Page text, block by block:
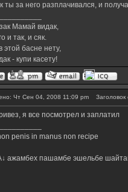
ты за него разплачивался, и
Мамай видак,
и так, и сяк.
этой басне нету,
- купи касету!
Чт Сен 04, 2008 11:09 pm Заголовок
я все посмотрел и заплатил
penis in manus non recipe
ажамбех пашамбе эшельбе